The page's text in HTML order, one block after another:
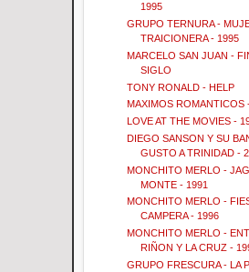
1995
GRUPO TERNURA -
TRAICIONERA - 1995
MARCELO SAN JUAN -
SIGLO
TONY RONALD - HELP
MAXIMOS ROMANTICOS
LOVE AT THE MOVIES -
DIEGO SANSON Y SU
GUSTO A TRINIDAD -
MONCHITO MERLO -
MONTE - 1991
MONCHITO MERLO -
CAMPERA - 1996
MONCHITO MERLO -
RIÑON Y LA CRUZ -
GRUPO FRESCURA - LA